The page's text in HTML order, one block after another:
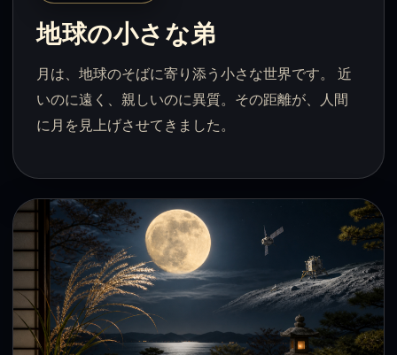
地球の小さな弟
月は、地球のそばに寄り添う小さな世界です。 近
いのに遠く、親しいのに異質。その距離が、人間
に月を見上げさせてきました。